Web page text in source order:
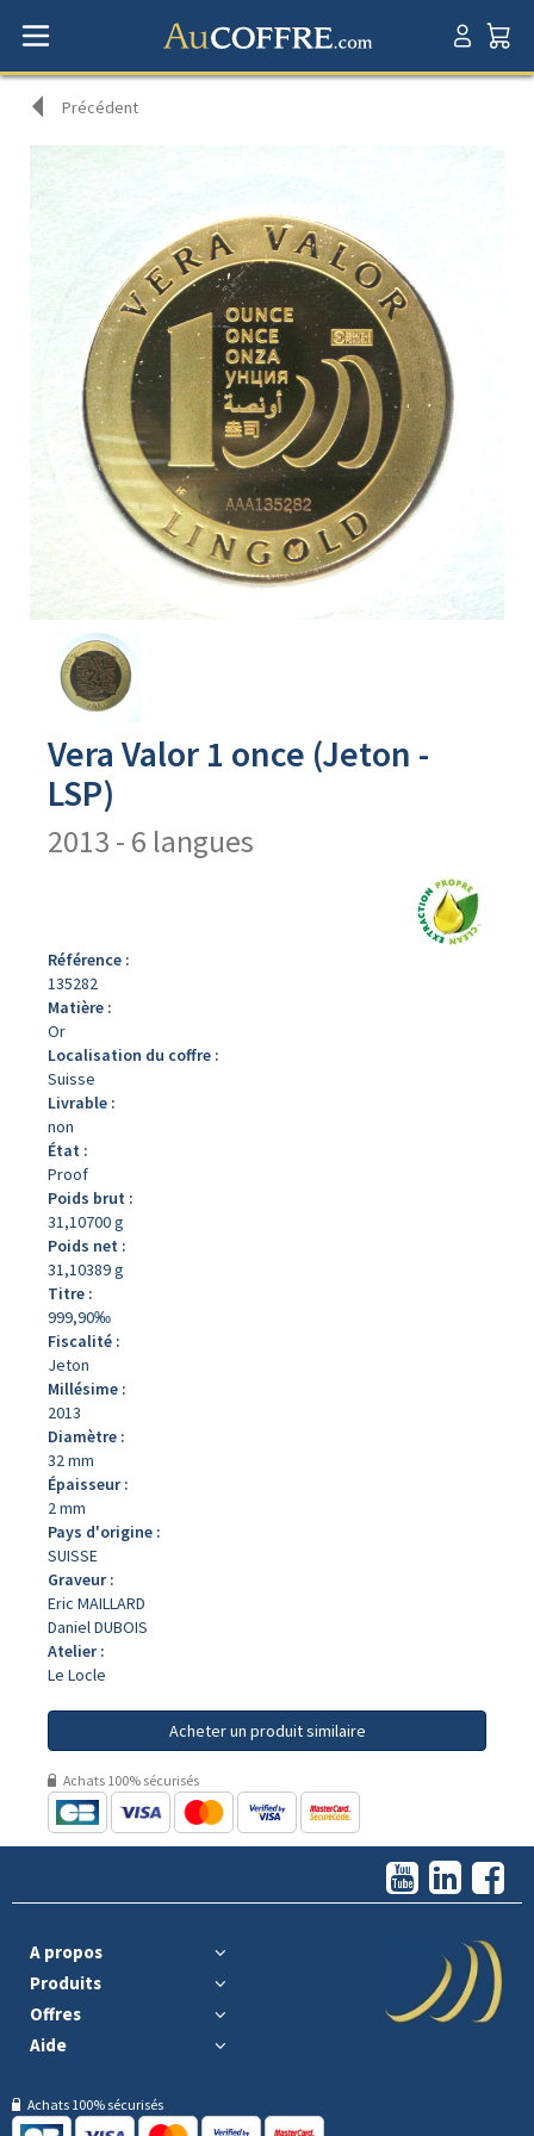
Précédent
produit
Vera Valor 1 once (Jeton -
LSP)
2013 - 6 langues
Référence :
135282
Matière :
Or
Localisation du coffre :
Suisse
Livrable :
non
État :
Proof
Poids brut :
31,10700 g
Poids net :
31,10389 g
Titre :
999,90‰
Fiscalité :
Jeton
Millésime :
2013
Diamètre :
32 mm
Épaisseur :
2 mm
Pays d'origine :
SUISSE
Graveur :
Eric MAILLARD
Daniel DUBOIS
Atelier :
Le Locle
Acheter un produit similaire
Achats 100% sécurisés
A propos
Produits
Offres
Aide
Achats 100% sécurisés